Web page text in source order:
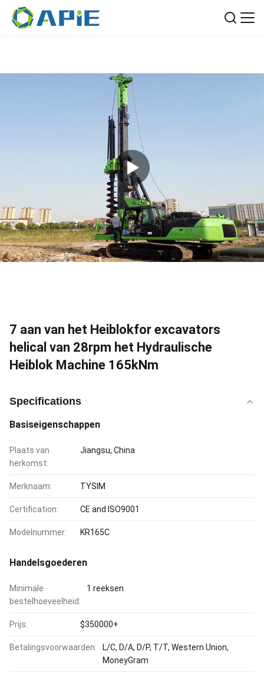
7 aan van het Heiblokfor excavators
helical van 28rpm het Hydraulische
Heiblok Machine 165kNm
Specifications
Basiseigenschappen
Plaats van
herkomst:
Jiangsu, China
Merknaam: TYSIM
Certification: CE and ISO9001
Modelnummer: KR165C
Handelsgoederen
Minimale
bestelhoeveelheid:
1 reeksen
Prijs: $350000+
Betalingsvoorwaarden:
L/C, D/A, D/P, T/T, Western Union,
MoneyGram